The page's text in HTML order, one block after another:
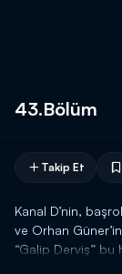
43.Bölüm
Takip Et
Kanal D’nin,
ve Orhan
“Galip Derviş”